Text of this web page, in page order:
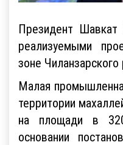
Президент Шавкат
реализуемыми
зоне
Малая
территории
на площади в
основании